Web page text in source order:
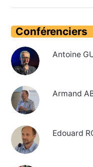
Conférenciers
Antoine
Armand
Edouard